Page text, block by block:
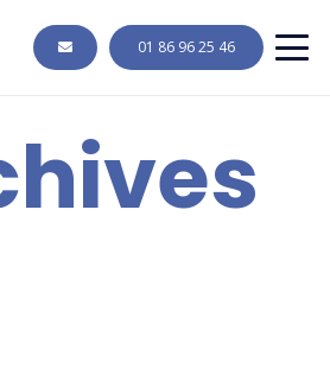
01 86 96 25 46